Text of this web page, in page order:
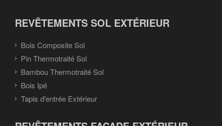
REVÊTEMENTS SOL EXTÉRIEUR
Bois Composite Sol
Pin Thermotraité Sol
Bambou Thermotraité Sol
Bois Ipé
Tapis d'entrée Extérieur